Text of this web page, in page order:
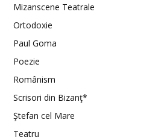
Mizanscene Teatrale
Ortodoxie
Paul Goma
Poezie
Românism
Scrisori din Bizanţ*
Ştefan cel Mare
Teatru